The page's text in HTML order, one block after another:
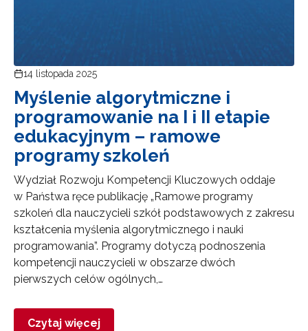
14 listopada 2025
Myślenie algorytmiczne i
programowanie na I i II etapie
edukacyjnym – ramowe
programy szkoleń
Wydział Rozwoju Kompetencji Kluczowych oddaje
w Państwa ręce publikację „Ramowe programy
szkoleń dla nauczycieli szkół podstawowych z zakresu
kształcenia myślenia algorytmicznego i nauki
programowania”. Programy dotyczą podnoszenia
kompetencji nauczycieli w obszarze dwóch
pierwszych celów ogólnych,…
Czytaj więcej